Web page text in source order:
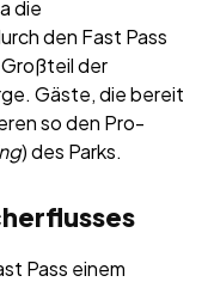
die
den Fast Pass
der
Gäste, die bereit
so den Pro-
) des Parks.
Pass einem